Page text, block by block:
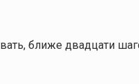
ближе двадцати